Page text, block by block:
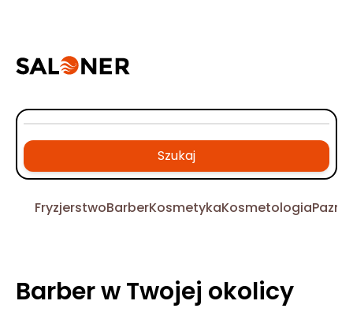
Szukaj
FryzjerstwoBarberKosmetykaKosmetologia
Barber w Twojej okolicy